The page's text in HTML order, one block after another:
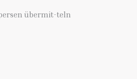
übermit-teln